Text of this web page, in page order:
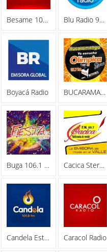
Besame 100.4 FM Blu Radio 96.9 FM
Boyacá Radio BUCARAMANGA 97.7 FM - Olimpica Stereo
Buga 106.1 FM Cacica Stereo
Candela Estereo 101.9 FM Caracol Radio